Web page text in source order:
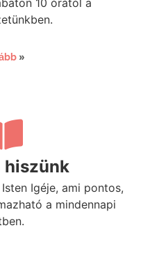
10 órától a
»
hiszünk
Igéje, ami pontos,
a mindennapi